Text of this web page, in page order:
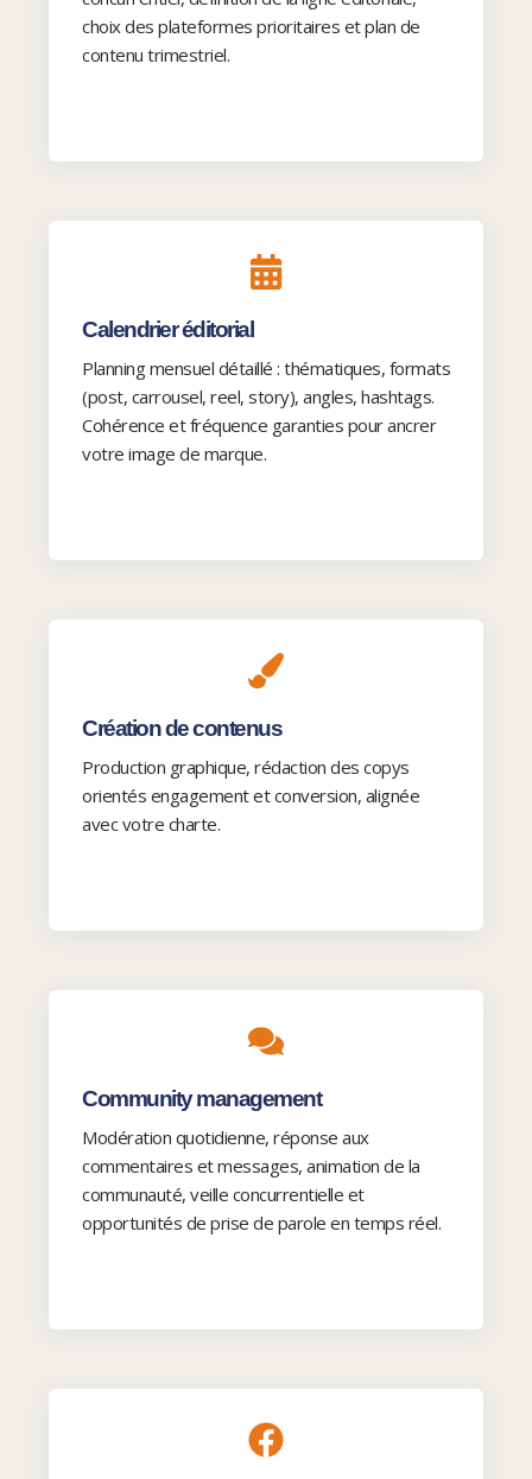
choix des plateformes prioritaires et plan de
contenu trimestriel.
Calendrier éditorial
Planning mensuel détaillé : thématiques, formats
(post, carrousel, reel, story), angles, hashtags.
Cohérence et fréquence garanties pour ancrer
votre image de marque.
Création de contenus
Production graphique, rédaction des copys
orientés engagement et conversion, alignée
avec votre charte.
Community management
Modération quotidienne, réponse aux
commentaires et messages, animation de la
communauté, veille concurrentielle et
opportunités de prise de parole en temps réel.